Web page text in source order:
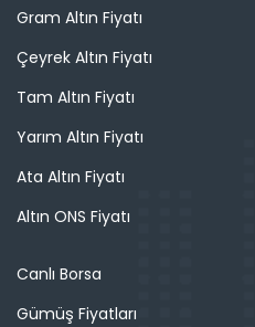
Gram Altın Fiyatı
Çeyrek Altın Fiyatı
Tam Altın Fiyatı
Yarım Altın Fiyatı
Ata Altın Fiyatı
Altın ONS Fiyatı
Canlı Borsa
Gümüş Fiyatları